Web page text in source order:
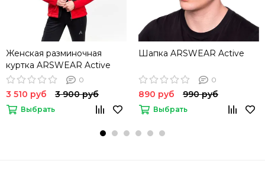
Женская разминочная
куртка ARSWEAR Active
0
3 510 руб 3 900 руб
Выбрать
Шапка ARSWEAR Active
0
890 руб 990 руб
Выбрать